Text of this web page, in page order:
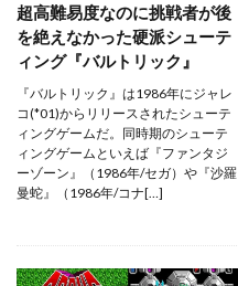
超高難易度なのに挑戦者が後
を絶えなかった硬派シューテ
ィング『バルトリック』
『バルトリック』は1986年にジャレ
コ(*01)からリリースされたシューテ
ィングゲームだ。同時期のシューテ
ィングゲームといえば『ファンタジ
ーゾーン』（1986年/セガ）や『沙羅
曼蛇』（1986年/コナ[…]